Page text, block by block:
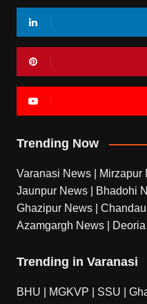
Trending Now
Varanasi News Mirzapur
Jaunpur News
Bhadohi
Ghazipur News
Azamgargh News
Trending in Varanasi
BHU MGKVP SSU